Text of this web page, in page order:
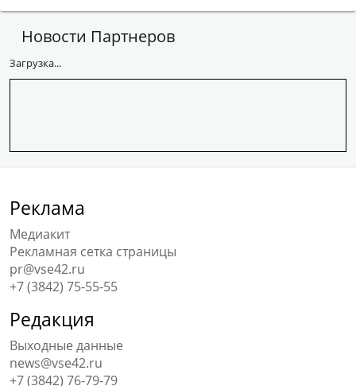
Новости Партнеров
Загрузка...
Реклама
Медиакит
Рекламная сетка страницы
pr@vse42.ru
+7 (3842) 75-55-55
Редакция
Выходные данные
news@vse42.ru
+7 (3842) 76-79-79